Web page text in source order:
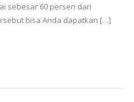
sebesar 60 persen dari
bisa Anda dapatkan […]